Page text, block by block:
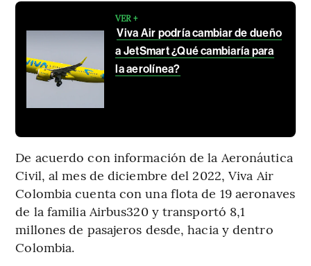
VER +
Viva Air podría cambiar de dueño
a JetSmart ¿Qué cambiaría para
la aerolínea?
De acuerdo con información de la Aeronáutica
Civil, al mes de diciembre del 2022, Viva Air
Colombia cuenta con una flota de 19 aeronaves
de la familia Airbus320 y transportó 8,1
millones de pasajeros desde, hacia y dentro
Colombia.